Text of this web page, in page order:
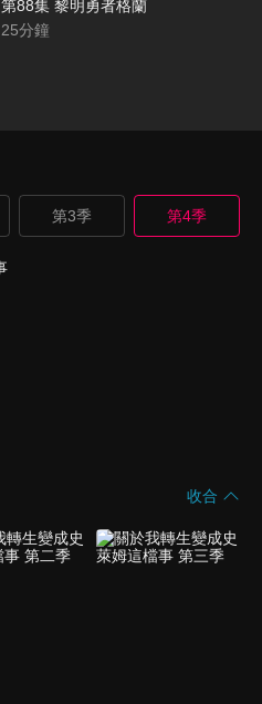
第88集 黎明勇者格蘭
25分鐘
第3季 第4季
收合